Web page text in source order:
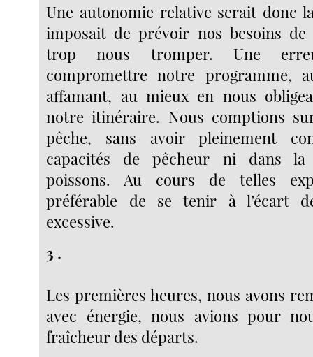
Une autonomie relative serait donc
imposait de prévoir nos besoins
trop nous tromper. Une
compromettre notre programme,
affamant, au mieux en nous
notre itinéraire. Nous comptions
pêche, sans avoir pleinement
capacités de pêcheur ni dans la
poissons. Au cours de telles
préférable de se tenir à l’écart
excessive.
3 .
Les premières heures, nous avons
avec énergie, nous avions pour
fraîcheur des départs.